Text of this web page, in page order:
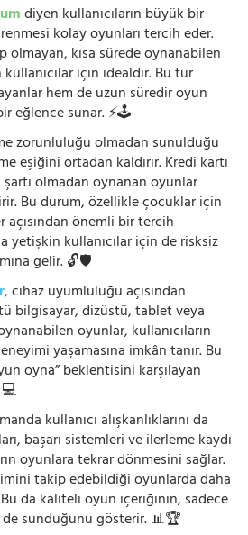
diyen kullanıcıların büyük bir
kolay oyunları tercih eder.
olmayan, kısa sürede oynanabilen
için idealdir. Bu tür
hem de uzun süredir oyun
eğlence sunar. ⚡🕹️
zorunluluğu olmadan sunulduğu
eşiğini ortadan kaldırır. Kredi kartı
olmadan oynanan oyunlar
Bu durum, özellikle çocuklar için
önemli bir tercih
yetişkin kullanıcılar için de risksiz
gelir. 🔓🛡️
, cihaz uyumluluğu açısından
bilgisayar, dizüstü, tablet veya
oyunlar, kullanıcıların
yaşamasına imkân tanır. Bu
oyna” beklentisini karşılayan
kullanıcı alışkanlıklarını da
başarı sistemleri ve ilerleme kaydı
oyunlara tekrar dönmesini sağlar.
takip edebildiği oyunlarda daha
da kaliteli oyun içeriğinin, sadece
sunduğunu gösterir. 📊🏆